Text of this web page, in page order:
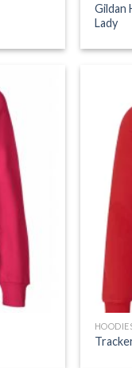
Gildan
Lady